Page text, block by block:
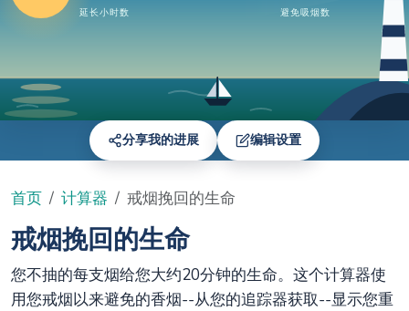
延长小时数 避免吸烟数
分享我的进展 编辑设置
首页 计算器 戒烟挽回的生命
戒烟挽回的生命
您不抽的每支烟给您大约20分钟的生命。这个计算器使
用您戒烟以来避免的香烟--从您的追踪器获取--显示您重